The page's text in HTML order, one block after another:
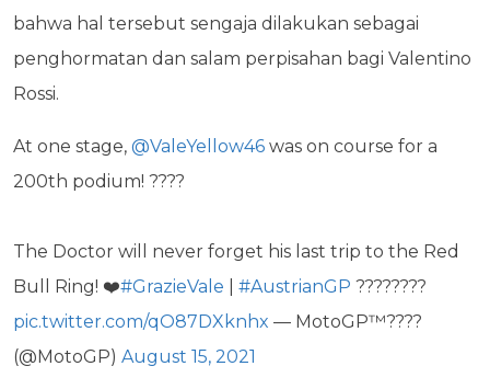
bahwa hal tersebut sengaja dilakukan sebagai
penghormatan dan salam perpisahan bagi Valentino
Rossi.
At one stage, @ValeYellow46 was on course for a
200th podium! ????
The Doctor will never forget his last trip to the Red
Bull Ring! ❤️#GrazieVale #AustrianGP ????????
pic.twitter.com/qO87DXknhx — MotoGP™????
(@MotoGP) August 15, 2021